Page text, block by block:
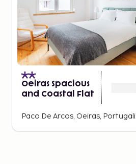
Oeiras Spacious
and Coastal Flat
Paco De Arcos, Oeiras, Portugali